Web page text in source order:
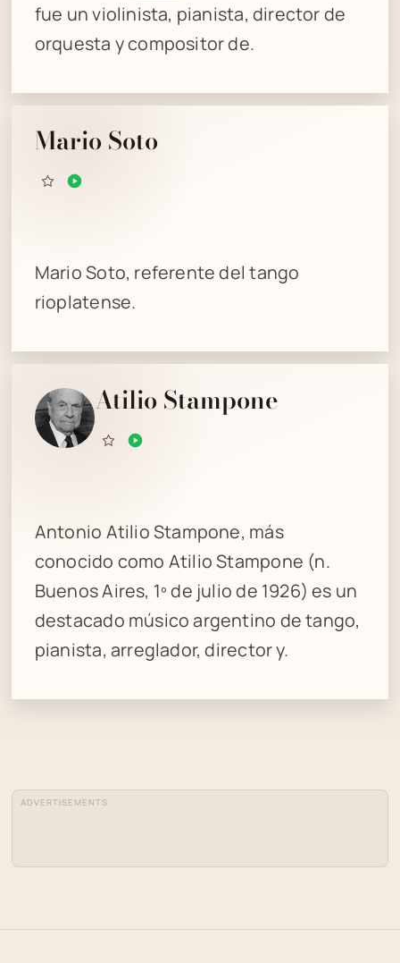
fue un violinista, pianista, director de
orquesta y compositor de.
Mario Soto
Mario Soto, referente del tango
rioplatense.
Atilio Stampone
Antonio Atilio Stampone, más
conocido como Atilio Stampone (n.
Buenos Aires, 1º de julio de 1926) es un
destacado músico argentino de tango,
pianista, arreglador, director y.
ADVERTISEMENTS